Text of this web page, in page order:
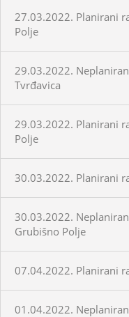
27.03.2022. Planirani
Polje
29.03.2022.
Tvrđavica
29.03.2022. Planirani
Polje
30.03.2022. Planirani
30.03.2022.
Grubišno Polje
07.04.2022. Planirani
01.04.2022.